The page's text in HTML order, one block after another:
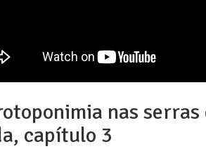
nas
capítulo 3